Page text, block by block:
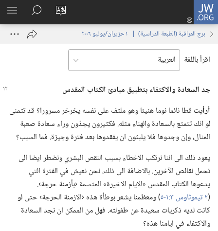
JW.ORG
تغيير
الموقع
تسجيل
الدخول
نافذة
البحث
في
JW.‎ORG
برج المراقبة (‏الطبعة الدراسية)‏ | ‏‎ ١‏ ‏‎حزيران/يونيو‏ ‎٢٠٠٦
اقرأ باللغة
جد السعادة والاكتفاء بتطبيق مبادئ الكتاب المقدس
أرأيت قطا نائما نوما هنيئا وهو ملتف على نفسه يخرخر مسرورا؟‏ قد تتمنى
لو انك تتمتع بالسعادة والهناء مثله.‏ فكثيرون يجدّون وراء سعادة صعبة
المنال،‏ وإن وجدوها فلا يلبثون ان يفقدوها بعد فترة وجيزة.‏ فما السبب؟‏
يعود ذلك الى اننا نرتكب الاخطاء بسبب النقص البشري ونضطر ايضا الى
تحمل نقائص الآخرين.‏ بالاضافة الى ذلك،‏ نحن نعيش في الفترة التي
يدعوها الكتاب المقدس «الايام الاخيرة» المتسمة ‹بأزمنة حرجة›.‏
(‏٢ تيموثاوس ٣:‏١-‏٥
‏)‏ ومعظمنا يشعر بوطأة هذه ‹الازمنة الحرجة› حتى لو
كانت لديه ذكريات سعيدة عن طفولته.‏ فهل من الممكن ان نجد السعادة
والاكتفاء في ايامنا هذه؟‏